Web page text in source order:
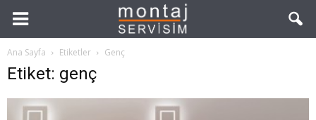
Ana Sayfa Etiketler Genç
Etiket: genç